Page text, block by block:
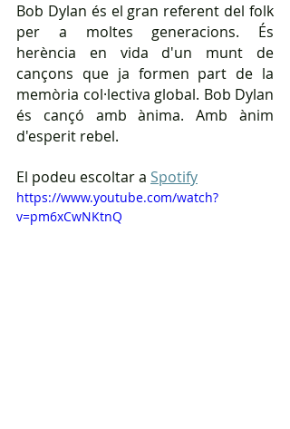
Bob Dylan és el gran referent del folk
per a moltes generacions. És
herència en vida d'un munt de
cançons que ja formen part de la
memòria col·lectiva global. Bob Dylan
és cançó amb ànima. Amb ànim
d'esperit rebel.
El podeu escoltar a Spotify
https://www.youtube.com/watch?
v=pm6xCwNKtnQ